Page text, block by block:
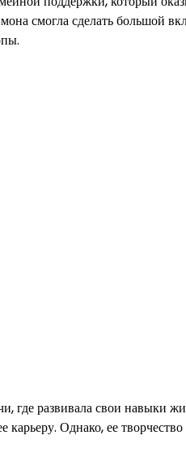
смогла сделать большой
развивала свои навыки
Однако, ее